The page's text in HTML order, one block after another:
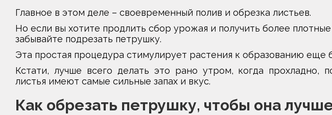
Главное в этом деле – своевременный полив и обрезка листьев.
Но если вы хотите продлить сбор урожая и получить более
забывайте подрезать петрушку.
Эта простая процедура стимулирует растения к образованию еще
Кстати, лучше всего делать это рано утром, когда прохладно,
листья имеют самые сильные запах и вкус.
Как обрезать петрушку, чтобы она